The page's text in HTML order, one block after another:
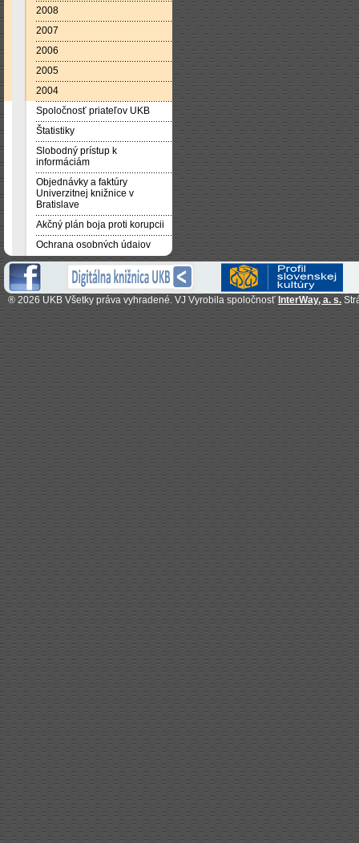
2008
2007
2006
2005
2004
Spoločnosť priateľov UKB
Štatistiky
Slobodný prístup k
informáciám
Objednávky a faktúry
Univerzitnej knižnice v
Bratislave
Akčný plán boja proti korupcii
Ochrana osobných údajov
® 2026 UKB Všetky práva vyhradené. VJ Vyrobila spoločnosť InterWay, a. s.